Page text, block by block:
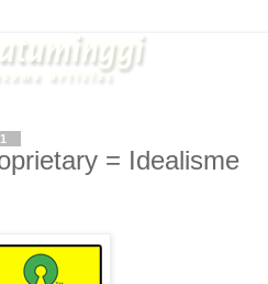
= Idealisme